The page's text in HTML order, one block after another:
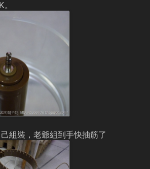
組裝，老爺組到手快抽筋了